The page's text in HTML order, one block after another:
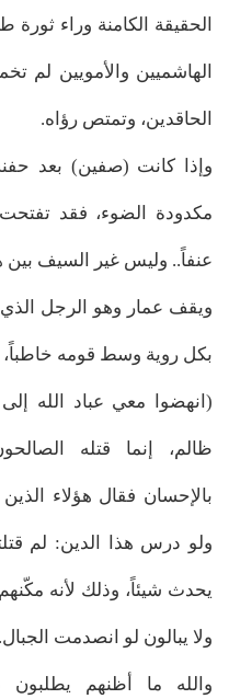
الحقيقة الكامنة وراء ثورة
الهاشميين والأمويين لم
الحاقدين، وتمتص رؤاه.
وإذا كانت (صفين) بعد
مكدودة الضوء، فقد
عنفاً.. وليس غير السيف
ويقف عمار وهو الرجل
بكل روية وسط قومه خاطباً،
(انهضوا معي عباد الله
ظالم، إنما قتله
بالإحسان فقال هؤلاء
ولو درس هذا الدين: لم
يحدث شيئاً، وذلك لأنه مكّنهم
ولا يبالون لو انصدمت الجبال.
والله ما أظنهم يطلبون